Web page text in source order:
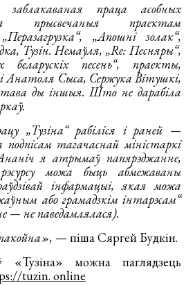
праца асобных
прысвечаныя праектам
„Апошні золак“,
Тузін. Немаўля, „Re: Песняры“,
беларускіх песень“, праекты,
Анатоля Сыса, Сержука Вітушкі,
ды іншыя. Што не дарабіла
„Тузіна“ рабіліся і раней —
подпісам тагачаснай міністаркі
я атрымаў папярэджанне,
можа быць абмежаваны
інфармацыі, якая можа
або грамадзкім інтарэсам“
— не паведамлялася).
— піша Сяргей Будкін.
«Тузіна» можна паглядзець
tuzin. online